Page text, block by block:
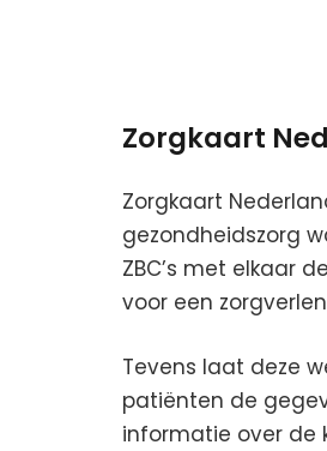
Zorgkaart
Zorgkaart
gezondheidszorg
ZBC’s met elkaar
voor een
Tevens laat deze
patiënten de
informatie over de